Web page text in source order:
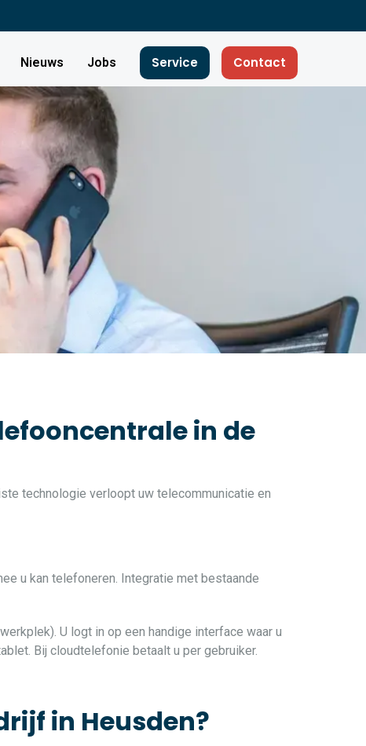
Nieuws Jobs Service Contact
in de
technologie verloopt uw telecommunicatie en
u kan telefoneren. Integratie met bestaande
U logt in op een handige interface waar u
Bij cloudtelefonie betaalt u per gebruiker.
in Heusden?